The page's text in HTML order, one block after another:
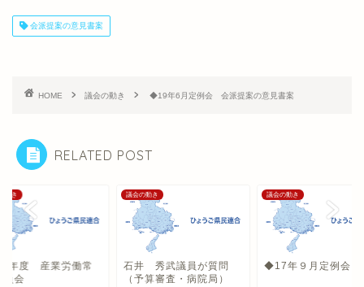
会派提案の意見書案
HOME 議会の動き ◆19年6月定例会 会派提案の意見書案
RELATED POST
動き
年度 産業労働常
員会
議会の動き
石井 秀武議員が質問
（予算審査・病院局）
議会の動き
◆17年９月定例会